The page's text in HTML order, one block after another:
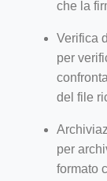
che la
Verifica
per
del file
per
formato